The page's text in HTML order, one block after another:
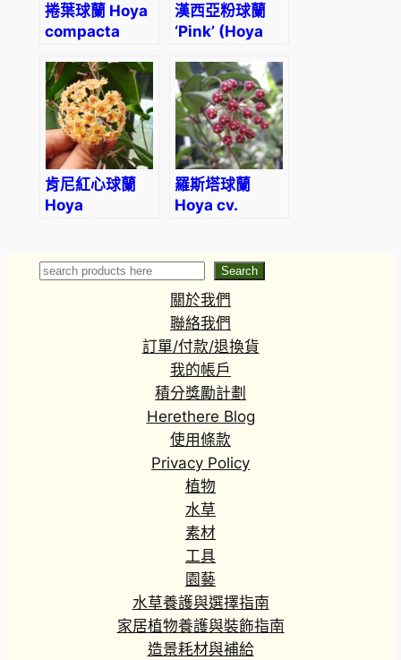
捲葉球蘭 Hoya
compacta
‘regalis’
漢西亞粉球蘭
‘Pink’ (Hoya
肯尼紅心球蘭
Hoya
corona
羅斯塔球蘭
Hoya cv.
Search Search
關於我們
聯絡我們
訂單/付款/退換貨
我的帳戶
積分獎勵計劃
Herethere Blog
使用條款
Privacy Policy
植物
水草
素材
工具
園藝
水草養護與選擇指南
家居植物養護與裝飾指南
造景耗材與補給